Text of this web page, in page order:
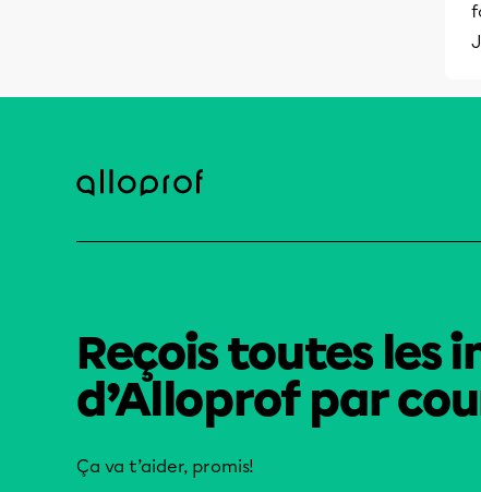
Reçois toutes les
d’Alloprof par
Ça va t’aider, promis!